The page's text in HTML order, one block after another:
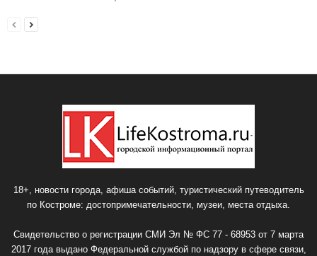
18+, новости города, афиша событий, туристический путеводитель
по Костроме: достопримечательности, музеи, места отдыха.
Свидетельство о регистрации СМИ Эл № ФС 77 - 68953 от 7 марта
2017 года выдано Федеральной службой по надзору в сфере связи,